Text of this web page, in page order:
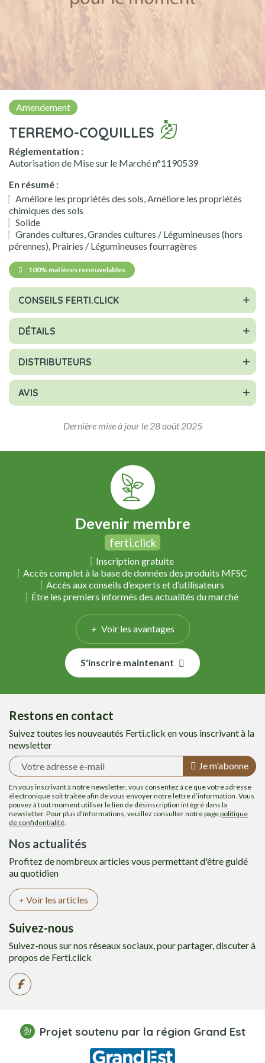
Amendement
TERREMO-COQUILLES
Réglementation :
Autorisation de Mise sur le Marché n°1190539
En résumé :
Améliore les propriétés des sols, Améliore les propriétés
chimiques des sols
Solide
Grandes cultures, Grandes cultures / Légumineuses (hors
pérennes), Prairies / Légumineuses fourragères
100% matières renouvelables
CONSEILS FERTI.CLICK
DÉTAILS
DISTRIBUTEURS
AVIS
Dernière mise à jour le 28 août 2025
Devenir membre
ferti.click
Inscription gratuite
Accès complet à la base de données des produits MFSC
Accès aux conseils d’experts et d’utilisateurs
Être les premiers informés des actualités du marché
Voir les avantages
S'inscrire maintenant
Restons en contact
Suivez toutes les nouveautés Ferti.click en vous inscrivant à la
newsletter
Je m'abonne
En vous inscrivant à notre newsletter, vous consentez à ce que votre adresse
électronique soit traitée afin de vous envoyer notre lettre d’information. Vous
pouvez à tout moment utiliser le lien de désinscription intégré dans la
newsletter. Pour plus d'informations, veuillez consulter notre pagepolitique
de confidentialité
Nos actualités
Profitez de nombreux articles vous permettant d'être guidé
au quotidien
Voir les articles
Suivez-nous
Suivez-nous sur nos réseaux sociaux, pour partager, discuter à
propos de Ferti.click
Projet soutenu par la région Grand Est